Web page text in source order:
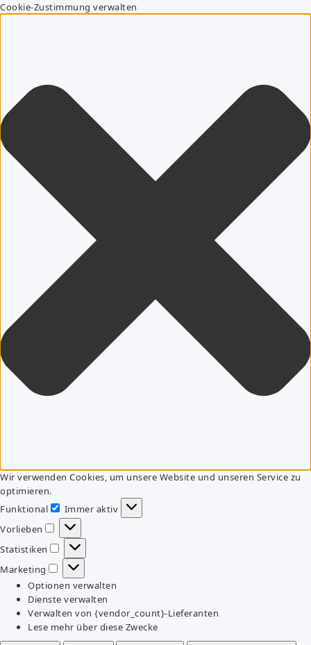
Cookie-Zustimmung verwalten
Wir verwenden Cookies, um unsere Website und unseren Service zu
optimieren.
Funktional
Funktional
Immer aktiv
Vorlieben
Vorlieben
Statistiken
Statistiken
Marketing
Marketing
Optionen verwalten
Dienste verwalten
Verwalten von {vendor_count}-Lieferanten
Lese mehr über diese Zwecke